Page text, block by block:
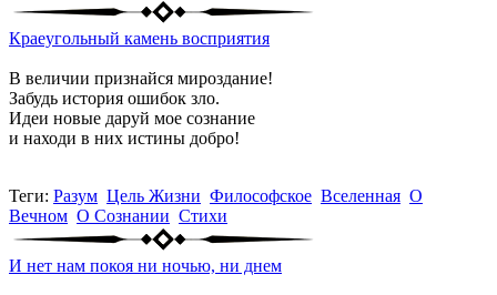
Краеугольный камень восприятия
В величии признайся мироздание!
Забудь история ошибок зло.
Идеи новые даруй мое сознание
и находи в них истины добро!
Теги: Разум Цель Жизни Философское Вселенная О
Вечном О Сознании Стихи
И нет нам покоя ни ночью, ни днем